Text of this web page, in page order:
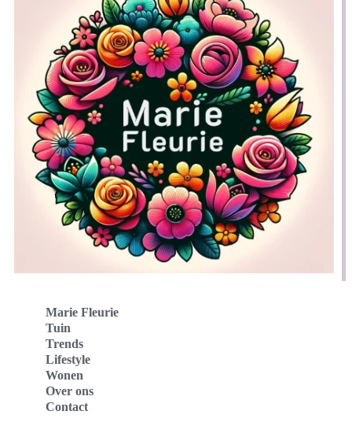
Marie Fleurie
Tuin
Trends
Lifestyle
Wonen
Over ons
Contact